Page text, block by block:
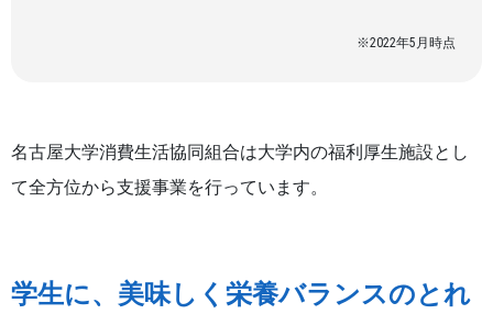
※2022年5月時点
名古屋大学消費生活協同組合は大学内の福利厚生施設とし
て全方位から支援事業を行っています。
学生に、美味しく栄養バランスのとれ